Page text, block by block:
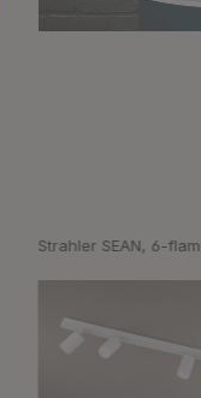
Strahler SEAN, 6-